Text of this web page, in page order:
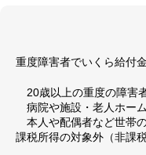
重度障害者でいくら給付
20歳以上の重度の障害
病院や施設・老人ホー
本人や配偶者など世帯
課税所得の対象外（非課